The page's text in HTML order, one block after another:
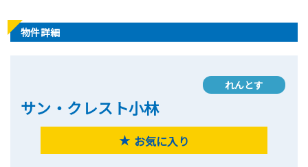
物件詳細
れんとす
サン・クレスト小林
お気に入り